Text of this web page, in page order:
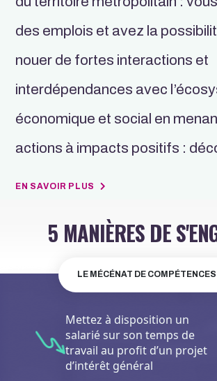
des emplois et avez la
nouer de fortes interactions et
interdépendances avec
économique et social en
actions à impacts positifs :
responsables ou encore
favorisent le lien social.
EN SAVOIR PLUS
5 MANIÈRES DE
LE MÉCÉNAT DE COMPÉTENCES
Mettez à disposition un
salarié sur son temps de
travail au profit d’un projet
d’intérêt général